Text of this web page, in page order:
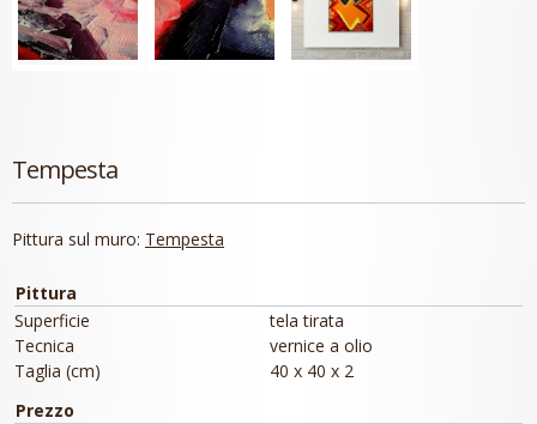
Tempesta
Pittura sul muro: Tempesta
Pittura
Superficie
tela tirata
Tecnica
vernice a olio
Taglia (cm)
40 x 40 x 2
Prezzo